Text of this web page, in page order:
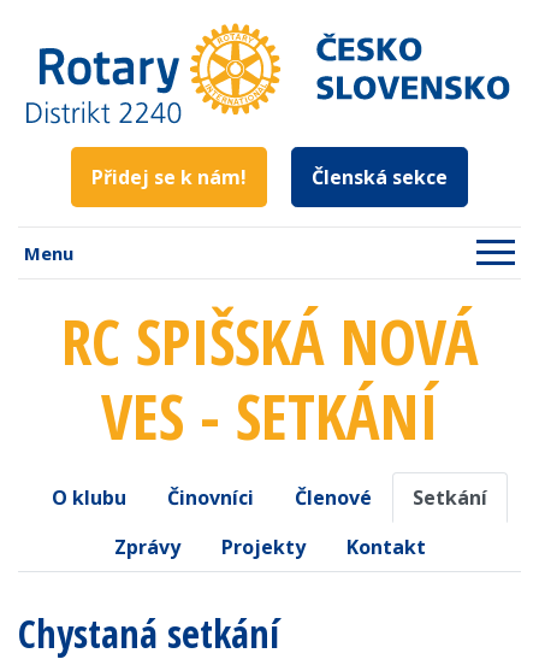
Přidej se k nám! Členská sekce
Menu
RC SPIŠSKÁ NOVÁ
VES - SETKÁNÍ
O klubu Činovníci Členové
Setkání
Zprávy
Projekty Kontakt
Chystaná setkání